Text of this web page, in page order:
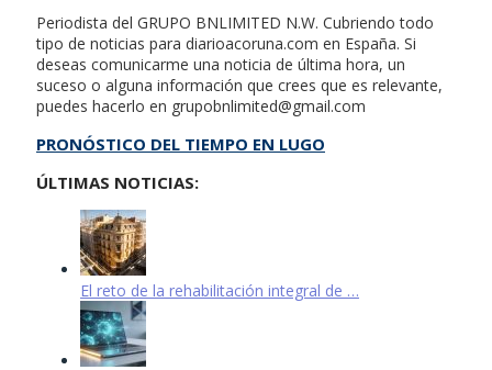
Periodista del GRUPO BNLIMITED N.W. Cubriendo todo
tipo de noticias para diarioacoruna.com en España. Si
deseas comunicarme una noticia de última hora, un
suceso o alguna información que crees que es relevante,
puedes hacerlo en grupobnlimited@gmail.com
PRONÓSTICO DEL TIEMPO EN LUGO
ÚLTIMAS NOTICIAS:
El reto de la rehabilitación integral de …